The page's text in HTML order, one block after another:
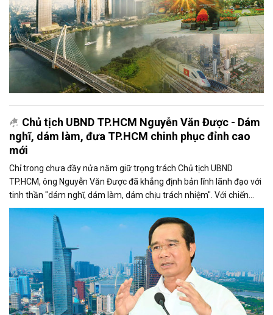
Chủ tịch UBND TP.HCM Nguyễn Văn Được - Dám
nghĩ, dám làm, đưa TP.HCM chinh phục đỉnh cao
mới
Chỉ trong chưa đầy nửa năm giữ trọng trách Chủ tịch UBND
TP.HCM, ông Nguyễn Văn Được đã khẳng định bản lĩnh lãnh đạo với
tinh thần "dám nghĩ, dám làm, dám chịu trách nhiệm". Với chiến
lược rõ ràng, đội ngũ hành động, mô hình chính quyền phục vụ và
doanh nghiệp là trung tâm, ông đang từng bước dẫn dắt TP.HCM
chinh phục đỉnh cao mới trong kỷ nguyên vươn mình của đất nước.